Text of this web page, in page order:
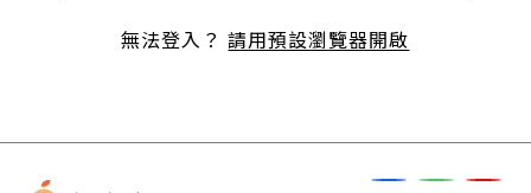
無法登入？請用預設瀏覽器開啟